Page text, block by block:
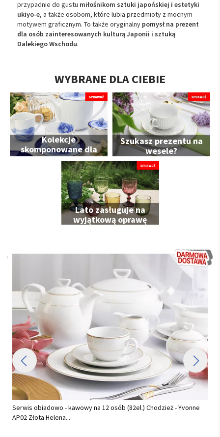
przypadnie do gustu miłośnikom sztuki japońskiej i estetyki
ukiyo-e, a także osobom, które lubią przedmioty zmocnym
motywem graficznym. To także oryginalny pomysłna prezent
dla osób zainteresowanych kulturąJaponii i sztuką
DalekiegoWschodu.
WYBRANE DLA CIEBIE
Kolekcje
skomponowane dla
Ciebie
Szukasz prezentu na
wesele?
Lato zasługuje na
wyjątkową oprawę
Serwis obiadowo - kawowy na 12 osób (82el.) Chodzież - Yvonne
AP02 Złota Helena...